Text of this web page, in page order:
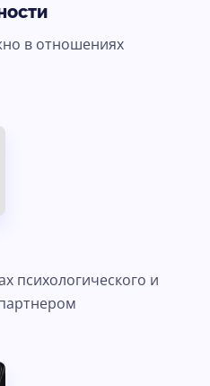
в отношениях
психологического и